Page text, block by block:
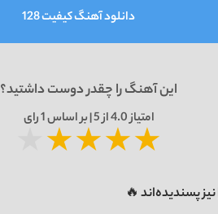
دانلود آهنگ کیفیت 128
این آهنگ را چقدر دوست داشتید؟
امتیاز4.0از 5 | بر اساس 1رای
★★★★
پسندیده‌اند 🔥